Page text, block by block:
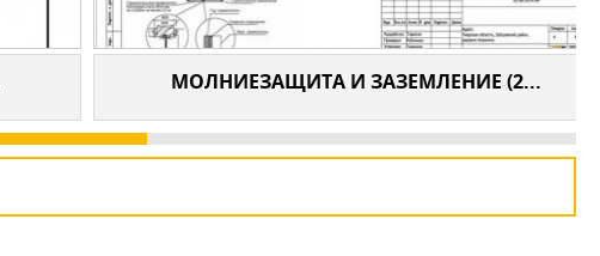
МОЛНИЕЗАЩИТА И ЗАЗЕМЛЕНИЕ (2...